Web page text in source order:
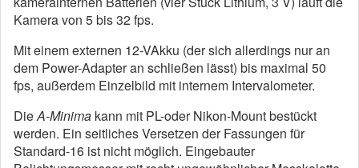
Kamera von 5 bis 32 fps.
Mit einem externen 12-VAkku (der sich allerdings nur an
dem Power-Adapter an schließen lässt) bis maximal 50
fps, außerdem Einzelbild mit internem Intervalometer.
DieA-Minima kann mit PL-oder Nikon-Mount bestückt
werden. Ein seitliches Versetzen der Fassungen für
Standard-16 ist nicht möglich. Eingebauter